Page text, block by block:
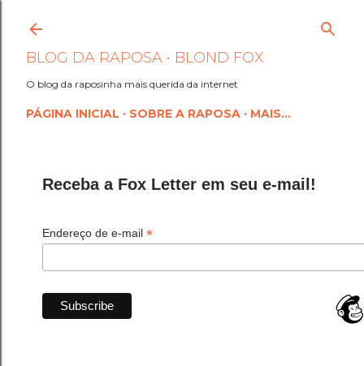
Pular para o conteúdo
BLOG DA RAPOSA • BLOND FOX
O blog da raposinha mais querida da internet
PÁGINA INICIAL SOBRE A RAPOSA MAIS…
Receba a Fox Letter em seu e-mail!
Endereço de e-mail *